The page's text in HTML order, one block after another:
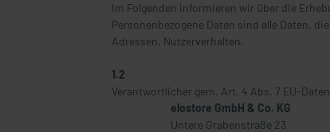
Im Folgenden informieren wir über die
Personenbezogene Daten sind alle Daten,
Adressen, Nutzerverhalten.
1.2
Verantwortlicher gem. Art. 4 Abs. 7 EU-
elostore GmbH & Co. KG
Untere Grabenstraße 23